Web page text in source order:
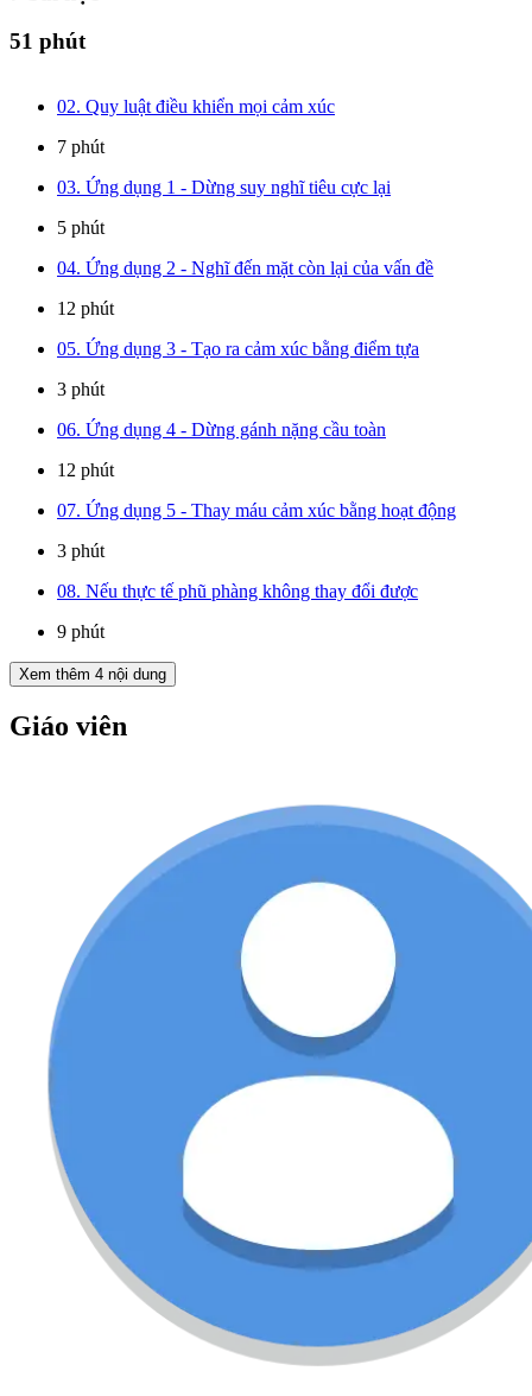
51 phút
02. Quy luật điều khiển mọi cảm xúc
7 phút
03. Ứng dụng 1 - Dừng suy nghĩ tiêu cực lại
5 phút
04. Ứng dụng 2 - Nghĩ đến mặt còn lại của vấn đề
12 phút
05. Ứng dụng 3 - Tạo ra cảm xúc bằng điểm tựa
3 phút
06. Ứng dụng 4 - Dừng gánh nặng cầu toàn
12 phút
07. Ứng dụng 5 - Thay máu cảm xúc bằng hoạt động
3 phút
08. Nếu thực tế phũ phàng không thay đổi được
9 phút
Xem thêm 4 nội dung
Giáo viên